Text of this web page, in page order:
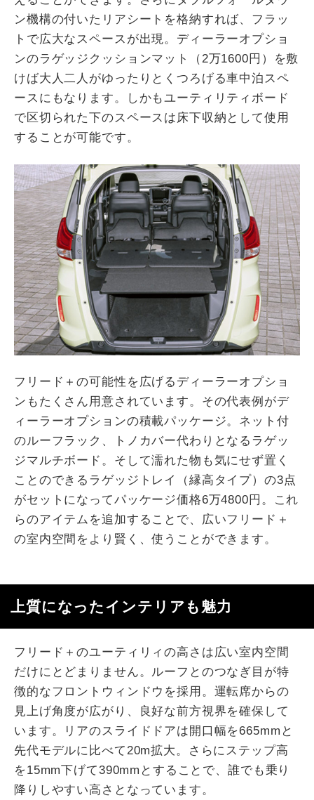
ン機構の付いたリアシートを格納すれば、フラッ
トで広大なスペースが出現。ディーラーオプショ
ンのラゲッジクッションマット（2万1600円）を敷
けば大人二人がゆったりとくつろげる車中泊スペ
ースにもなります。しかもユーティリティボード
で区切られた下のスペースは床下収納として使用
することが可能です。
フリード＋の可能性を広げるディーラーオプショ
ンもたくさん用意されています。その代表例がデ
ィーラーオプションの積載パッケージ。ネット付
のルーフラック、トノカバー代わりとなるラゲッ
ジマルチボード。そして濡れた物も気にせず置く
ことのできるラゲッジトレイ（縁高タイプ）の3点
がセットになってパッケージ価格6万4800円。これ
らのアイテムを追加することで、広いフリード＋
の室内空間をより賢く、使うことができます。
上質になったインテリアも魅力
フリード＋のユーティリィの高さは広い室内空間
だけにとどまりません。ルーフとのつなぎ目が特
徴的なフロントウィンドウを採用。運転席からの
見上げ角度が広がり、良好な前方視界を確保して
います。リアのスライドドアは開口幅を665mmと
先代モデルに比べて20m拡大。さらにステップ高
を15mm下げて390mmとすることで、誰でも乗り
降りしやすい高さとなっています。